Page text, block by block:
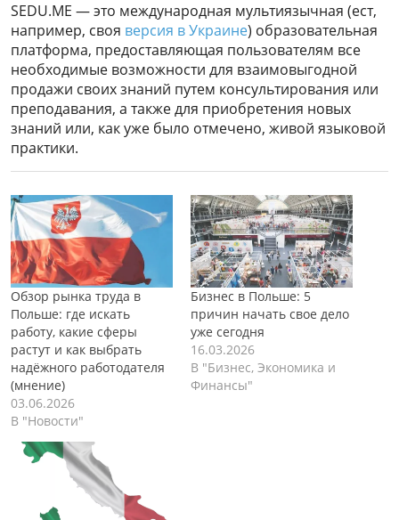
SEDU.ME — это международная мультиязычная (ест,
например, своя версия в Украине) образовательная
платформа, предоставляющая пользователям все
необходимые возможности для взаимовыгодной
продажи своих знаний путем консультирования или
преподавания, а также для приобретения новых
знаний или, как уже было отмечено, живой языковой
практики.
Обзор рынка труда в
Польше: где искать
работу, какие сферы
растут и как выбрать
надёжного работодателя
(мнение)
03.06.2026
В "Новости"
Бизнес в Польше: 5
причин начать свое дело
уже сегодня
16.03.2026
В "Бизнес, Экономика и
Финансы"